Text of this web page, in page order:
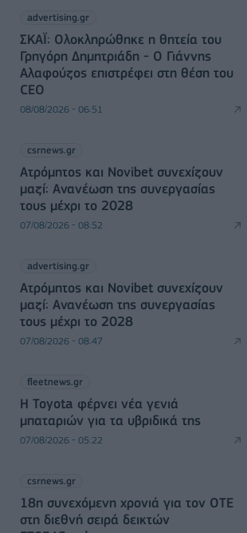
advertising.gr
ΣΚΑΪ: Ολοκληρώθηκε η θητεία του
Γρηγόρη Δημητριάδη - Ο Γιάννης
Αλαφούζος επιστρέφει στη θέση του
CEO
08/08/2026 - 06:51
csrnews.gr
Ατρόμητος και Novibet συνεχίζουν
μαζί: Ανανέωση της συνεργασίας
τους μέχρι το 2028
07/08/2026 - 08:52
advertising.gr
Ατρόμητος και Novibet συνεχίζουν
μαζί: Ανανέωση της συνεργασίας
τους μέχρι το 2028
07/08/2026 - 08:47
fleetnews.gr
Η Toyota φέρνει νέα γενιά
μπαταριών για τα υβριδικά της
07/08/2026 - 05:22
csrnews.gr
18η συνεχόμενη χρονιά για τον ΟΤΕ
στη διεθνή σειρά δεικτών